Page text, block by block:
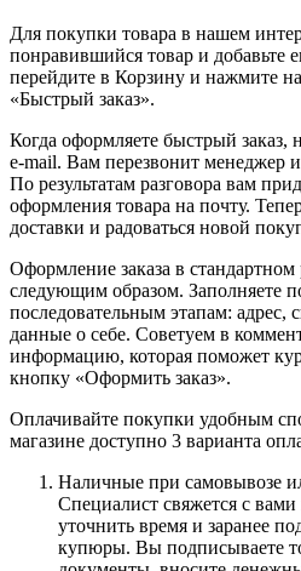
Для покупки товара в нашем
понравившийся товар и добавьте
перейдите в Корзину и нажмите
«Быстрый заказ».
Когда оформляете быстрый
e-mail. Вам перезвонит менеджер и
По результатам разговора вам
оформления товара на почту.
доставки и радоваться новой
Оформление заказа в
следующим образом. Заполняете
последовательным этапам: адрес,
данные о себе. Советуем в
информацию, которая поможет
кнопку «Оформить заказ».
Оплачивайте покупки удобным
магазине доступно 3 варианта
Наличные при самовывозе
Специалист свяжется с
уточнить время и заранее
купюры. Вы подписываете